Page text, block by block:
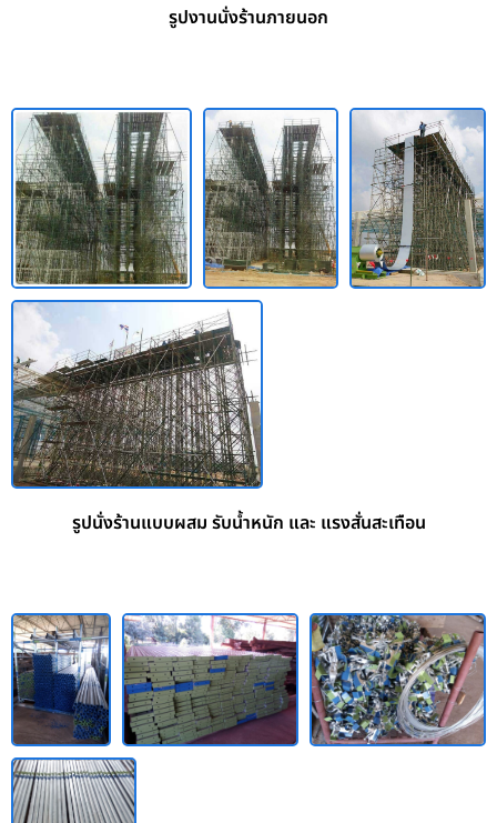
รูปงานนั่งร้านภายนอก
รูปนั่งร้านแบบผสม รับน้ำหนัก และ แรงสั่นสะเทือน